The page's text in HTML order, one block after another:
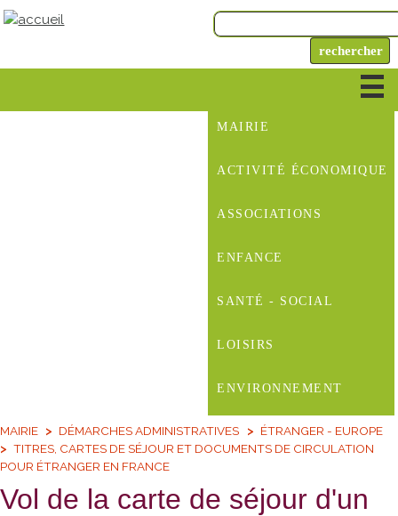
MAIRIE
ACTIVITÉ ÉCONOMIQUE
ASSOCIATIONS
ENFANCE
SANTÉ - SOCIAL
LOISIRS
ENVIRONNEMENT
MAIRIE DÉMARCHES ADMINISTRATIVES
ÉTRANGER - EUROPE
TITRES, CARTES DE SÉJOUR ET DOCUMENTS DE CIRCULATION
POUR ÉTRANGER EN FRANCE
Vol de la carte de séjour d'un